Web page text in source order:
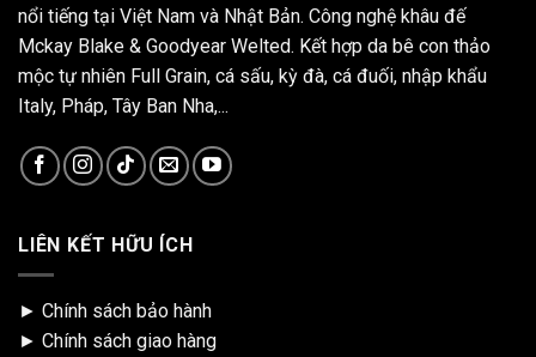
nổi tiếng tại Việt Nam và Nhật Bản. Công nghệ khâu đế
Mckay Blake & Goodyear Welted. Kết hợp da bê con thảo
mộc tự nhiên Full Grain, cá sấu, kỳ đà, cá đuối, nhập khẩu
Italy, Pháp, Tây Ban Nha,...
LIÊN KẾT HỮU ÍCH
► Chính sách bảo hành
► Chính sách giao hàng